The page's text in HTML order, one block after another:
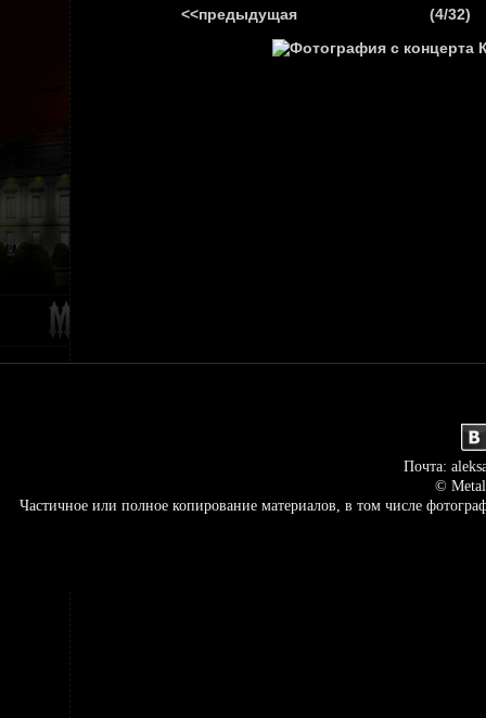
<<предыдущая (4/32)
Почта:
©
Частичное или полное копирование материалов, в том числе